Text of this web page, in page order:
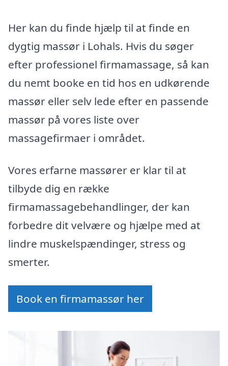
Her kan du finde hjælp til at finde en
dygtig massør i Lohals. Hvis du søger
efter professionel firmamassage, så kan
du nemt booke en tid hos en udkørende
massør eller selv lede efter en passende
massør på vores liste over
massagefirmaer i området.
Vores erfarne massører er klar til at
tilbyde dig en række
firmamassagebehandlinger, der kan
forbedre dit velvære og hjælpe med at
lindre muskelspændinger, stress og
smerter.
Book en firmamassør her